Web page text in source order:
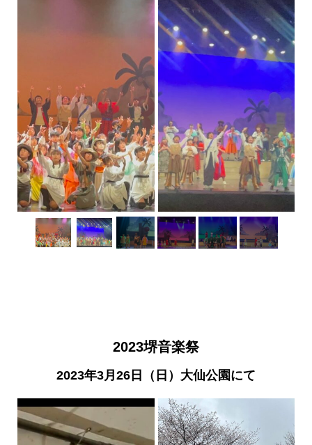
2023堺音楽祭
2023年3月26日（日）大仙公園にて